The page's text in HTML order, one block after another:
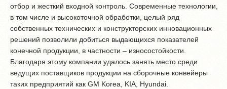
отбор и жесткий входной контроль. Современные технологии,
в том числе и высокоточной обработки, целый ряд
собственных технических и конструкторских инновационных
решений позволили добиться выдающихся показателей
конечной продукции, в частности – износостойкости.
Благодаря этому компании удалось занять место среди
ведущих поставщиков продукции на сборочные конвейеры
таких предприятий как GM Korea, KIA, Hyundai.